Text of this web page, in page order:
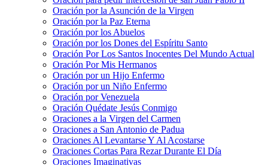
Oración por la Asunción de la Virgen
Oración por la Paz Eterna
Oración por los Abuelos
Oración por los Dones del Espíritu Santo
Oración Por Los Santos Inocentes Del Mundo Actual
Oración Por Mis Hermanos
Oración por un Hijo Enfermo
Oración por un Niño Enfermo
Oración por Venezuela
Oración Quédate Jesús Conmigo
Oraciones a la Virgen del Carmen
Oraciones a San Antonio de Padua
Oraciones Al Levantarse Y Al Acostarse
Oraciones Cortas Para Rezar Durante El Día
Oraciones Imaginativas